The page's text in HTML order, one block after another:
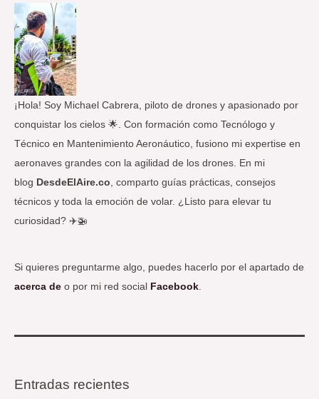
r
p
o
r
:
¡Hola! Soy Michael Cabrera, piloto de drones y apasionado por
conquistar los cielos 🌟. Con formación como Tecnólogo y
Técnico en Mantenimiento Aeronáutico, fusiono mi expertise en
aeronaves grandes con la agilidad de los drones. En mi
blog DesdeElAire.co , comparto guías prácticas, consejos
técnicos y toda la emoción de volar. ¿Listo para elevar tu
curiosidad? ✈️🚁
Si quieres preguntarme algo, puedes hacerlo por el apartado de
acerca de o por mi red social Facebook.
Entradas recientes